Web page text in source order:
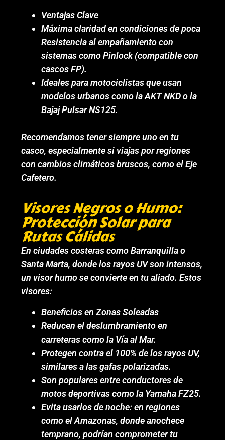
Ventajas Clave
Máxima claridad en condiciones de poca
Resistencia al empañamiento con
sistemas como Pinlock (compatible con
cascos FP).
Ideales para motociclistas que usan
modelos urbanos como la AKT NKD o la
Bajaj Pulsar NS125.
Recomendamos tener siempre uno en tu
casco, especialmente si viajas por regiones
con cambios climáticos bruscos, como el Eje
Cafetero.
Visores Negros o Humo:
Protección Solar para
Rutas Cálidas
En ciudades costeras como Barranquilla o
Santa Marta, donde los rayos UV son intensos,
un visor humo se convierte en tu aliado. Estos
visores:
Beneficios en Zonas Soleadas
Reducen el deslumbramiento en
carreteras como la Vía al Mar.
Protegen contra el 100% de los rayos UV,
similares a las gafas polarizadas.
Son populares entre conductores de
motos deportivas como la Yamaha FZ25.
Evita usarlos de noche: en regiones
como el Amazonas, donde anochece
temprano, podrían comprometer tu